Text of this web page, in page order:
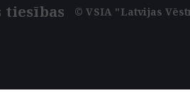
tiesības © VSIA "Latvijas